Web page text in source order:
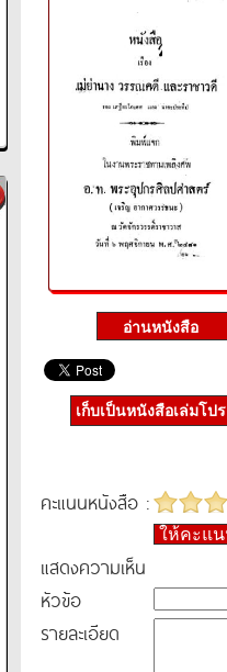
เก็บเป็นหนังสือเล่มโป
คะแนนหนังสือ :
ให้คะแ
แสดงความเห็น
หัวข้อ
รายละเอียด